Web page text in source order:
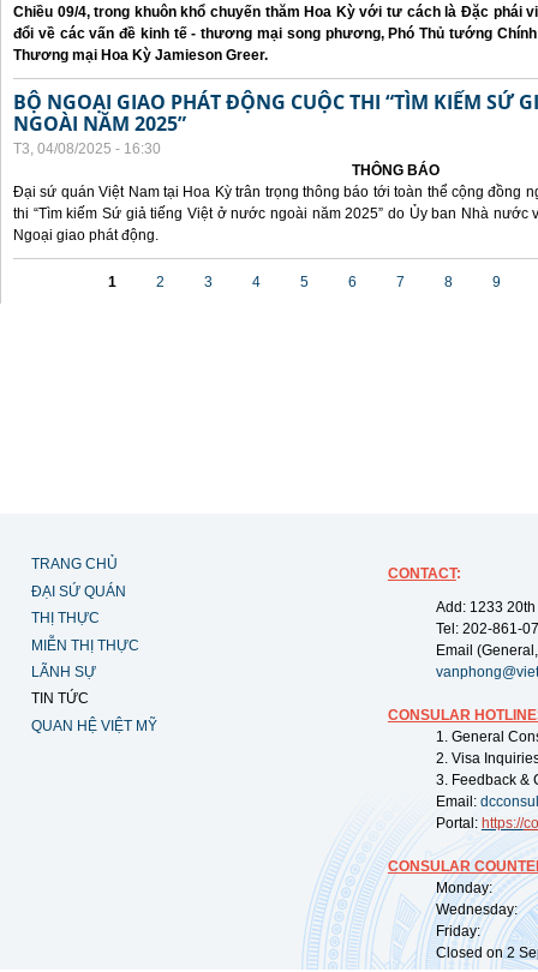
Chiều 09/4, trong khuôn khổ chuyến thăm Hoa Kỳ với tư cách là Đặc phái
đổi về các vấn đề kinh tế - thương mại song phương, Phó Thủ tướng
Thương mại Hoa Kỳ Jamieson Greer.
BỘ NGOẠI GIAO PHÁT ĐỘNG CUỘC THI “TÌM KIẾM SỨ
NGOÀI NĂM 2025”
T3, 04/08/2025 - 16:30
THÔNG BÁO
Đại sứ quán Việt Nam tại Hoa Kỳ trân trọng thông báo tới toàn thể cộng đồng
thi “Tìm kiếm Sứ giả tiếng Việt ở nước ngoài năm 2025” do Ủy ban Nhà
Ngoại giao phát động.
1 2 3 4 5 6 7 8 9
TRANG CHỦ
ĐẠI SỨ QUÁN
THỊ THỰC
MIỄN THỊ THỰC
LÃNH SỰ
TIN TỨC
QUAN HỆ VIỆT MỸ
CONTACT:
Add: 1233
Tel: 202-861-
Email
CONSULAR
1. General
2. Visa
3. Feedback &
Email:
Portal: https://
CONSULAR
Monday:
Wednesday:
Friday:
Closed on 2